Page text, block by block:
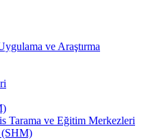
ve Araştırma
Tarama ve Eğitim Merkezleri
(SHM)